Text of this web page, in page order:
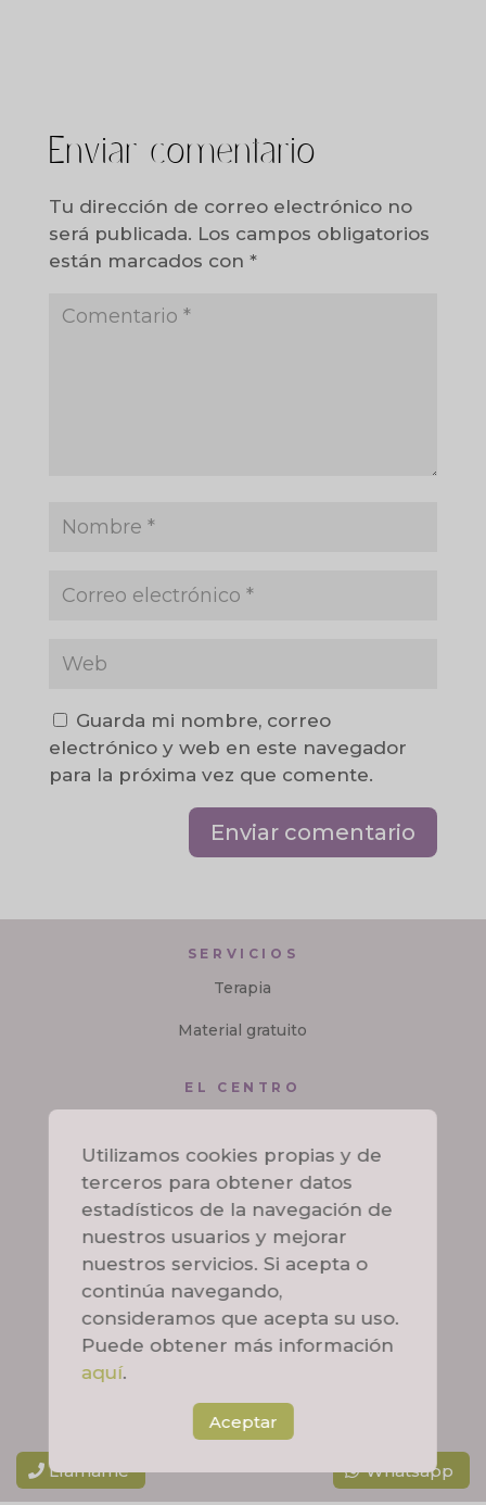
Enviar comentario
Tu dirección de correo electrónico no
será publicada. Los campos obligatorios
están marcados con *
Guarda mi nombre, correo
electrónico y web en este navegador
para la próxima vez que comente.
SERVICIOS
Terapia
Material gratuito
EL CENTRO
Contacto
Política de cookies
Whatsapp
Llámame
Utilizamos cookies propias y de
terceros para obtener datos
estadísticos de la navegación de
nuestros usuarios y mejorar
nuestros servicios. Si acepta o
continúa navegando,
consideramos que acepta su uso.
Puede obtener más información
aquí.
Aceptar